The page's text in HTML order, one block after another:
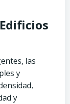
las
y
y